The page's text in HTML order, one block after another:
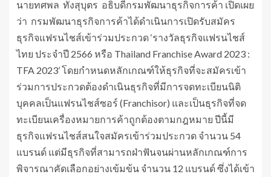
นายทศพล ทังสุบุตร อธิบดีกรมพัฒนาธุรกิจการค้า เปิดเผย
ว่า กรมพัฒนาธุรกิจการค้าได้ดำเนินการเปิดรับสมัคร
ธุรกิจแฟรนไชส์เข้าร่วมประกวด ‘รางวัลธุรกิจแฟรนไชส์
ไทย ประจำปี 2566 หรือ Thailand Franchise Award 2023 :
TFA 2023’ โดยกำหนดหลักเกณฑ์ให้ธุรกิจที่จะสมัครเข้า
ร่วมการประกวดต้องดำเนินธุรกิจที่มีการจดทะเบียนนิติ
บุคคลเป็นแฟรนไชส์ซอร์ (Franchisor) และเป็นธุรกิจที่จด
ทะเบียนเครื่องหมายการค้าถูกต้องตามกฎหมาย ปีนี้มี
ธุรกิจแฟรนไชส์สนใจสมัครเข้าร่วมประกวด จำนวน 54
แบรนด์ แต่มีธุรกิจที่สามารถฝ่าฟันจนผ่านหลักเกณฑ์การ
พิจารณาคัดเลือกอย่างเข้มข้น จำนวน 12 แบรนด์ ซึ่งได้เข้า